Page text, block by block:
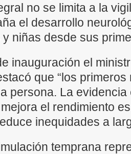
no se limita a la
el desarrollo
niñas desde sus
inauguración el
que “los
persona. La
el rendimiento
inequidades a
temprana